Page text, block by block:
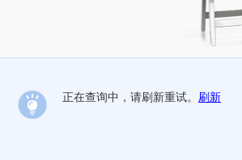
正在查询中，请刷新重试。 刷新